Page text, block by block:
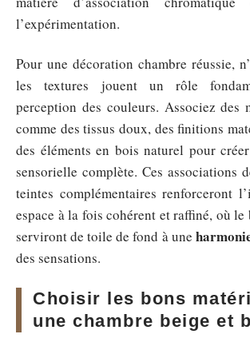
l’expérimentation.
Pour une décoration chambre réussie,
les textures jouent un rôle
perception des couleurs. Associez des
comme des tissus doux, des finitions
des éléments en bois naturel pour
sensorielle complète. Ces associations
teintes complémentaires renforceront
espace à la fois cohérent et raffiné, où
serviront de toile de fond à une
des sensations.
Choisir les bons
une chambre beige et